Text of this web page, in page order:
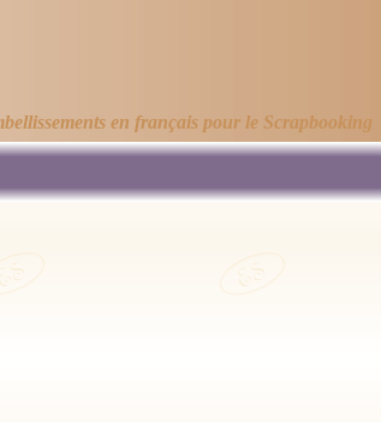
en français pour le Scrapbooking